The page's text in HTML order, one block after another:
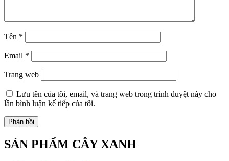
Tên *
Email *
Trang web
Lưu tên của tôi, email, và trang web trong trình duyệt này cho
lần bình luận kế tiếp của tôi.
SẢN PHẨM CÂY XANH